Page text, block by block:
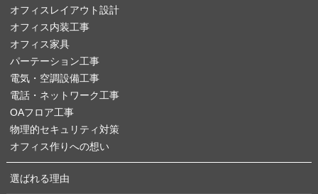
オフィスレイアウト設計
オフィス内装工事
オフィス家具
パーテーション工事
電気・空調設備工事
電話・ネットワーク工事
OAフロア工事
物理的セキュリティ対策
オフィス作りへの想い
選ばれる理由